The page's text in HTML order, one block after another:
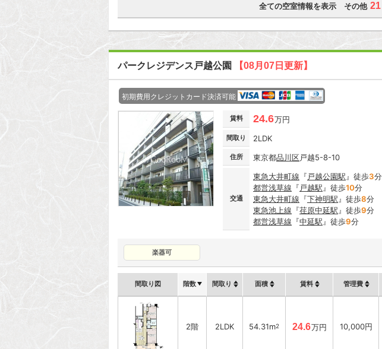
全ての空室情報を表示 その他 21
パークレジデンス戸越公園 【08月07日更新】
初期費用クレジットカード決済可能
賃料 24.6万円
間取り 2LDK
住所 東京都品川区戸越5-8-10
交通
東急大井町線 『戸越公園駅 』徒歩3分
都営浅草線 『戸越駅 』徒歩10分
東急大井町線 『下神明駅 』徒歩8分
東急池上線 『荏原中延駅 』徒歩9分
都営浅草線 『中延駅 』徒歩9分
楽器可
間取り図 階数 間取り 面積 賃料 管理費
2階 2LDK 54.31m2 24.6万円 10,000円